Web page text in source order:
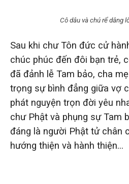
Cô dâu và chú rể dâng
Sau khi chư Tôn đức cử
chúc phúc đến đôi bạn trẻ,
đã đảnh lễ Tam bảo, cha
trọng sự bình đẳng giữa vợ
phát nguyện trọn đời yêu
chư Phật và phụng sự Tam
đáng là người Phật tử chân
hướng thiện và hành thiện…